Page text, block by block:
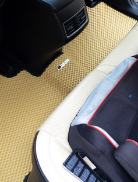
в целях
данных,